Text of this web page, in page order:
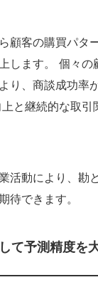
顧客の購買パタ
します。 個々の
り、商談成功率
と継続的な取引
活動により、勘
待できます。
て予測精度を